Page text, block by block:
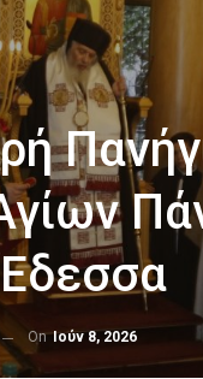
OnΙούν 8, 2026